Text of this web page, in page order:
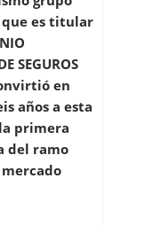
es titular
SEGUROS
en
años a esta
primera
del ramo